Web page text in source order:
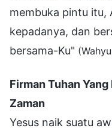
membuka pintu itu,
kepadanya, dan
bersama-Ku"
Firman Tuhan
Zaman
Yesus naik suatu